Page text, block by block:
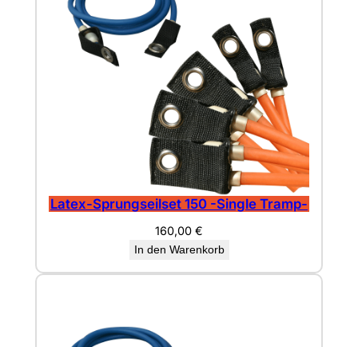
Latex-Sprungseilset 150 -Single Tramp-
160,00 €
In den Warenkorb